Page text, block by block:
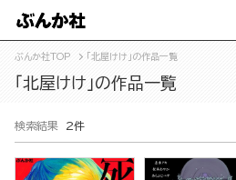
ぶんか社TOP 「北屋けけ」の作品一覧
「北屋けけ」の作品一覧
検索結果 2件